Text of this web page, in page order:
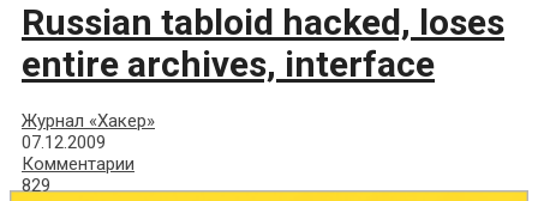
Russian tabloid hacked, loses
entire archives, interface
Журнал «Хакер»
07.12.2009
Комментарии
829